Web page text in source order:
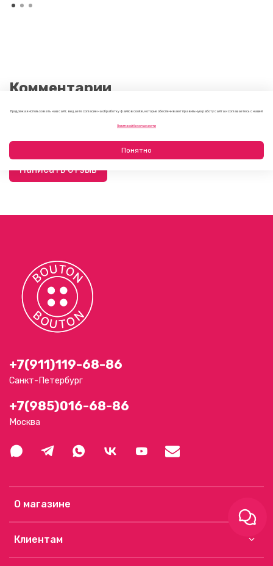
Комментарии
Отзывов еще никто не оставлял
Написать отзыв
О магазине
Клиентам
+7(911)119-68-86
Санкт-Петербург
+7(985)016-68-86
Москва
Продолжая использовать наш сайт, вы даете согласие на обработку файлов cookie, которые обеспечивают правильную работу сайта и соглашаетесь с нашей
Политикой безопасности
Понятно